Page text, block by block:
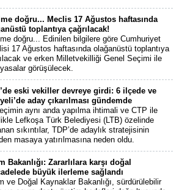
doğru... Meclis 17 Ağustos haftasında
toplantıya çağrılacak!
doğru... Edinilen bilgilere göre Cumhuriyet
17 Ağustos haftasında olağanüstü toplantıya
ve erken Milletvekilliği Genel Seçimi ile
görüşülecek.
eski vekiller devreye girdi: 6 ilçede ve
aday çıkarılması gündemde
aynı anda yapılma ihtimali ve CTP ile
Lefkoşa Türk Belediyesi (LTB) özelinde
sıkıntılar, TDP’de adaylık stratejisinin
masaya yatırılmasına neden oldu.
Bakanlığı: Zararlılara karşı doğal
büyük ilerleme sağlandı
ve Doğal Kaynaklar Bakanlığı, sürdürülebilir